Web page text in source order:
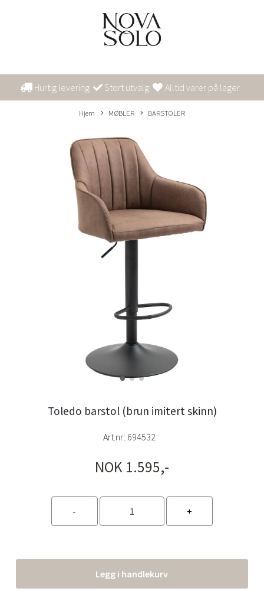
Hurtig levering Stort utvalg Alltid varer på lager
Hjem MØBLER BARSTOLER
Toledo barstol (brun imitert skinn)
Art.nr: 694532
NOK 1.595,-
Legg i handlekurv